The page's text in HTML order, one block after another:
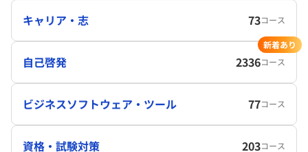
キャリア・志 73コース
自己啓発 2336コース
新着あり
ビジネスソフトウェア・ツール 77コース
資格・試験対策 203コース